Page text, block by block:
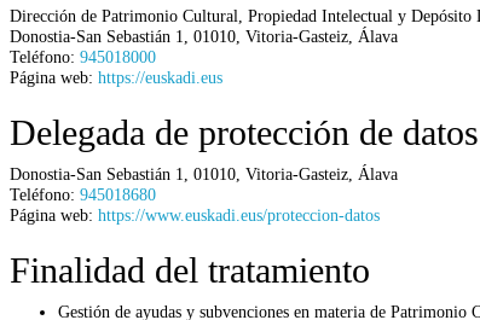
Dirección de Patrimonio Cultural, Propiedad Intelectual y Depósito
Donostia-San Sebastián 1
01010 Vitoria-Gasteiz Álava
Teléfono: 945018000
Página web: https://euskadi.eus
Delegada de protección de datos
Donostia-San Sebastián 1 01010 Vitoria-Gasteiz Álava
Teléfono: 945018680
Página web: https://www.euskadi.eus/proteccion-datos
Finalidad del tratamiento
Gestión de ayudas y subvenciones en materia de Patrimonio